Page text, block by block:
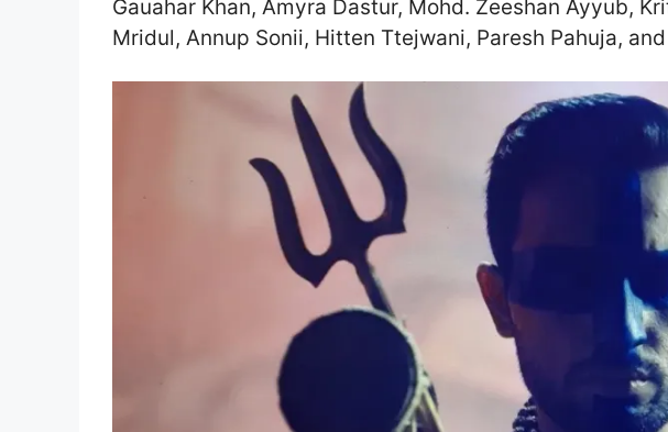
Gauahar Khan, Amyra Dastur, Mohd. Zeeshan Ayyub,
Mridul, Annup Sonii, Hitten Ttejwani, Paresh Pahuja,